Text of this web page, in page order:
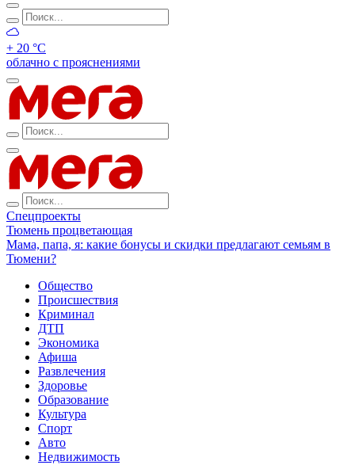
+ 20 °С
облачно с прояснениями
Спецпроекты
Тюмень процветающая
Мама, папа, я: какие бонусы и скидки предлагают семьям в
Тюмени?
Общество
Происшествия
Криминал
ДТП
Экономика
Афиша
Развлечения
Здоровье
Образование
Культура
Спорт
Авто
Недвижимость